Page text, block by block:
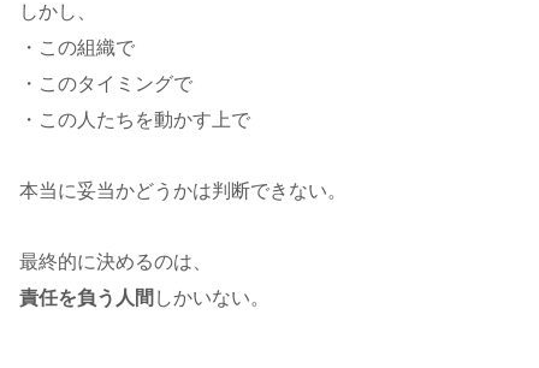
しかし、
・この組織で
・このタイミングで
・この人たちを動かす上で
本当に妥当かどうかは判断できない。
最終的に決めるのは、
責任を負う人間 しかいない。